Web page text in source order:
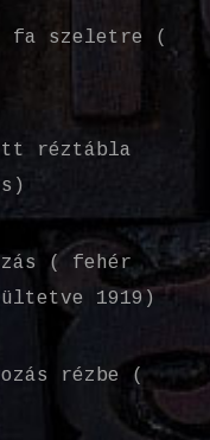
fa szeletre (
réztábla
( fehér
1919)
rézbe (